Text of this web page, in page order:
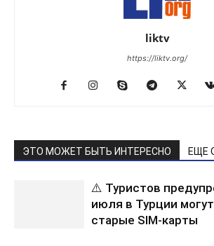
liktv
https://liktv.org/
ЭТО МОЖЕТ БЫТЬ ИНТЕРЕСНО ЕЩЕ
⚠️ Туристов
июля в Турции
старые SIM-карты